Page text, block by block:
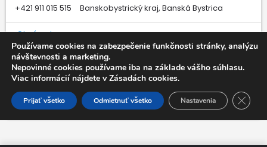
+421 911 015 515 Banskobystrický kraj, Banská Bystrica
Okná a dvere
ALL MONT - okná a dvere
+421 915 658 977 Nitriansky kraj, Nitra
Okná a dvere
Používame cookies na zabezpečenie funkčnosti stránky, analýzu
návštevnosti a marketing.
Nepovinné cookies používame iba na základe vášho súhlasu.
Viac informácií nájdete v Zásadách cookies.
Prijať všetko Odmietnuť všetko Nastavenia Close